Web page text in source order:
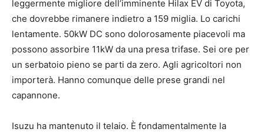
leggermente migliore dell’imminente Hilax EV di Toyota,
che dovrebbe rimanere indietro a 159 miglia. Lo carichi
lentamente. 50kW DC sono dolorosamente piacevoli ma
possono assorbire 11kW da una presa trifase. Sei ore per
un serbatoio pieno se parti da zero. Agli agricoltori non
importerà. Hanno comunque delle prese grandi nel
capannone.
Isuzu ha mantenuto il telaio. È fondamentalmente la